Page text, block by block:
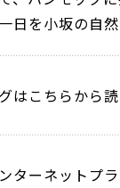
日を小坂の自
はこちらから
ターネットプ